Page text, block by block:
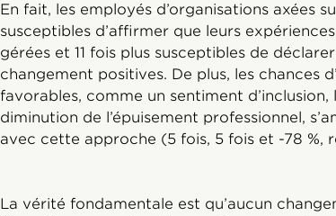
En fait, les employés d’organisations axées
susceptibles d’affirmer que leurs
gérées et 11 fois plus susceptibles de
changement positives. De plus, les chances
favorables, comme un sentiment
diminution de l’épuisement professionnel,
avec cette approche (5 fois, 5 fois et -78 %,
La vérité fondamentale est qu’aucun